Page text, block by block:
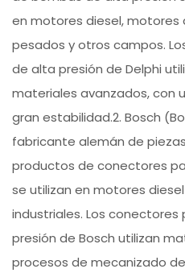
en motores diesel, motores
pesados y otros campos.
de alta presión de Delphi
materiales avanzados, con
gran estabilidad.2. Bosch
fabricante alemán de
productos de conectores
se utilizan en motores
industriales. Los
presión de Bosch utilizan
procesos de mecanizado